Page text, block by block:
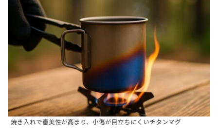
焼き入れで審美性が高まり、小傷が目立ちにくいチタンマグ